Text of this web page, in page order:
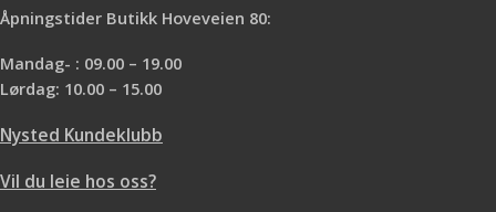
Åpningstider Butikk Hoveveien 80:
Mandag- : 09.00 – 19.00
Lørdag: 10.00 – 15.00
Nysted Kundeklubb
Vil du leie hos oss?